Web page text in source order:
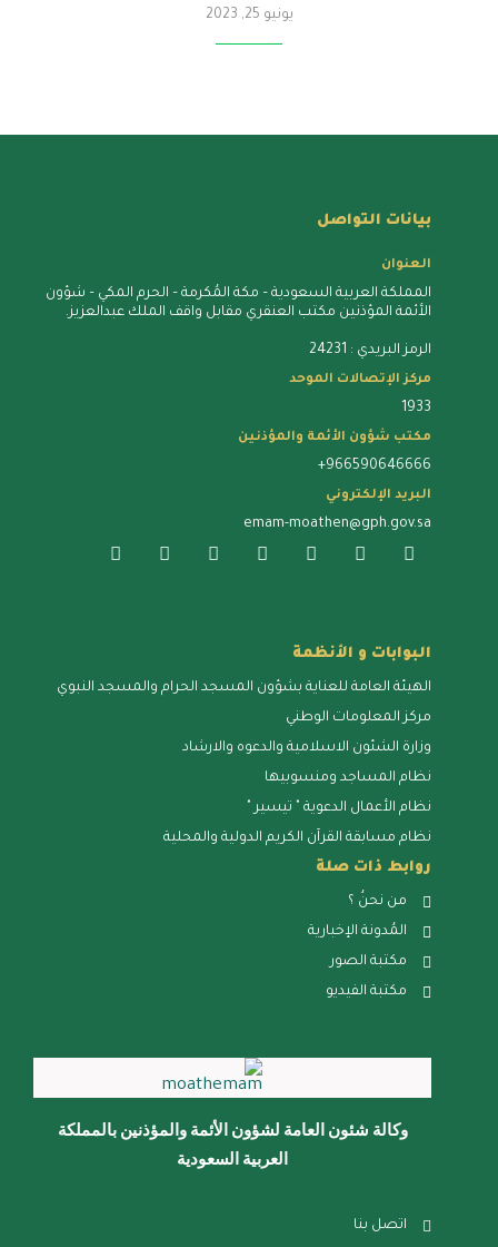
يونيو 25, 2023
بيانات التواصل
العنوان
المملكة العربية السعودية – مكة المُكرمة – الحرم المكي – شؤون
الأئمة المؤذنين مكتب العنقري مقابل واقف الملك عبدالعزيز.
الرمز البريدي : 24231
مركز الإتصالات الموحد
1933
مكتب شؤون الأئمة والمؤذنين
+966590646666
البريد الإلكتروني
emam-moathen@gph.gov.sa
البوابات و الأنظمة
الهيئة العامة للعناية بشؤون المسجد الحرام والمسجد النبوي
مركز المعلومات الوطني
وزارة الشئون الاسلامية والدعوه والارشاد
نظام المساجد ومنسوبيها
نظام الأعمال الدعوية " تيسير "
نظام مسابقة القرآن الكريم الدولية والمحلية
روابط ذات صلة
من نحنُ ؟
المُدونة الإخبارية
مكتبة الصور
مكتبة الفيديو
وكالة شئون العامة لشؤون الأئمة والمؤذنين بالمملكة
العربية السعودية
اتصل بنا